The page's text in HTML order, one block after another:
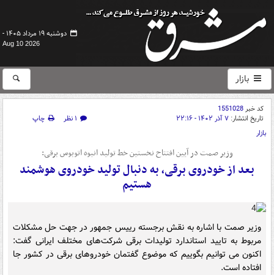
دوشنبه ۱۹ مرداد ۱۴۰۵ -
Aug 10 2026
بازار
کد خبر1551028
تاریخ انتشار: ۷ آذر ۱۴۰۲ - ۲۲:۱۶ ۱ نظر
چاپ
بازار
وزیر صمت در آیین افتتاح نخستین خط تولید انبوه اتوبوس برقی:
بعد از خودروی برقی، به دنبال تولید خودروی هوشمند
هستیم
وزیر صمت با اشاره به نقش برجسته رییس جمهور در جهت حل مشکلات
مربوط به تایید استاندارد تولیدات برقی شرکت‌های مختلف ایرانی گفت:
اکنون می توانیم بگوییم که موضوع گفتمان خودروهای برقی در کشور جا
افتاده است.